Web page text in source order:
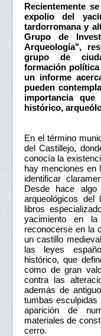
Recientemente
expolio del
tardorromana y
Grupo de
Arqueología",
grupo de
formación
un informe
pueden
importancia
histórico,
En el término
del Castillejo,
conocía la
hay menciones en
identificar
Desde hace
arqueológicos
libros
yacimiento en la
reconocerse en la
un castillo
las leyes
histórico, que
como de gran
contra las
además de
tumbas
aparición de
materiales de
cerro.